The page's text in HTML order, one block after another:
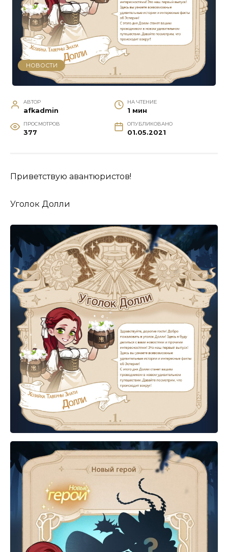
НОВОСТИ
АВТОР
afkadmin
НА ЧТЕНИЕ
1 мин
ПРОСМОТРОВ
377
ОПУБЛИКОВАНО
01.05.2021
Приветствую авантюристов!
Уголок Долли